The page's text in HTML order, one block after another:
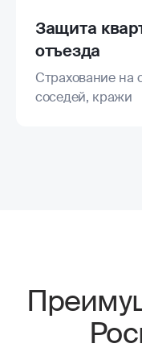
Защита
отъезда
Страхование на
соседей, кражи